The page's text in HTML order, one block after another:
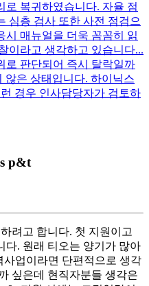
로 복귀하였습니다. 자율 점
심층 검사 또한 사전 점검으
시 매뉴얼을 더욱 꼼꼼히 읽
이라고 생각하고 있습니다...
로 판단되어 즉시 탈락일까
않은 상태입니다. 하이닉스
경우 인사담당자가 검토하
p&t
려고 합니다. 첫 지원이고
다. 원래 티오는 양기가 많아
업이라면 단편적으로 생각
싶은데 현직자분들 생각은